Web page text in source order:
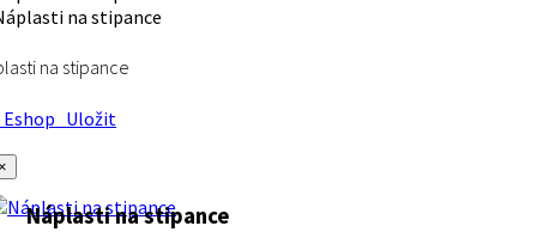
na stipance
Uložit
Náplasti na stipance